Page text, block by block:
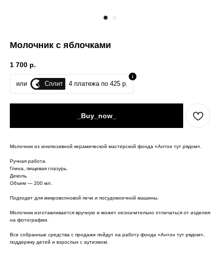
Молочник с яблочками
1 700 р.
или Сплит 4 платежа по 425 р.
_Buy_now_
Молочник из инклюзивной керамической мастерской фонда «Антон тут рядом».
Ручная работа.
Глина, пищевая глазурь.
Деколь.
Объем — 200 мл.
Подходит для микроволновой печи и посудомоечной машины.
Молочник изготавливается вручную и может незначительно отличаться от изделия
на фотографии.
Все собранные средства с продажи пойдут на работу фонда «Антон тут рядом»,
поддержку детей и взрослых с аутизмом.